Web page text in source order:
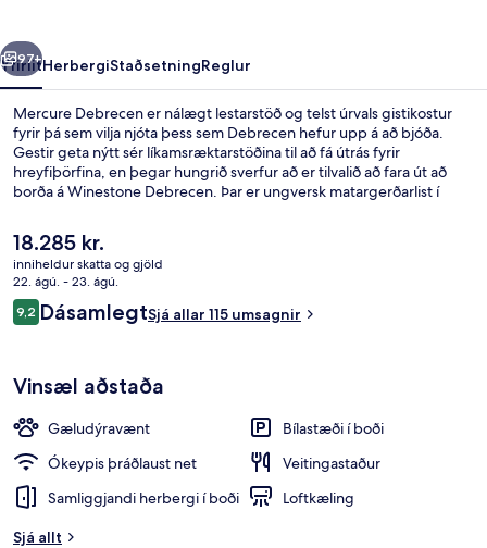
Næsta
97+
YfirlitHerbergiStaðsetningReglur
Mercure Debrecen er nálægt lestarstöð og telst úrvals gistikostur
fyrir þá sem vilja njóta þess sem Debrecen hefur upp á að bjóða.
Gestir geta nýtt sér líkamsræktarstöðina til að fá útrás fyrir
hreyfiþörfina, en þegar hungrið sverfur að er tilvalið að fara út að
borða á Winestone Debrecen. Þar er ungversk matargerðarlist í
kvöldverð. Meðal annarra þæginda á þessu hóteli fyrir vandláta eru
bar/setustofa og gufubað.
Núverandi
verð
er
18.285 kr.
18.285 kr.
inniheldur skatta og gjöld
22. ágú. - 23. ágú.
Umsagnir
9,29,2 af 10
DásamlegtSjá allar 115 umsagnir
Vinsæl aðstaða
Gæludýravænt
Bílastæði í boði
Ókeypis þráðlaust net
Veitingastaður
Samliggjandi herbergi í boði
Loftkæling
Sjá allt